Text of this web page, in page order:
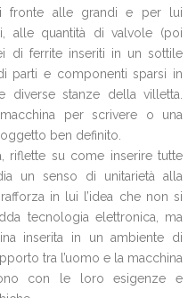
fronte alle grandi e per lui
alle quantità di valvole (poi
di ferrite inseriti in un sottile
parti e componenti sparsi in
diverse stanze della villetta.
per scrivere o una
ben definito.
riflette su come inserire tutte
un senso di unitarietà alla
in lui l’idea che non si
tecnologia elettronica, ma
inserita in un ambiente di
tra l’uomo e la macchina
con le loro esigenze e